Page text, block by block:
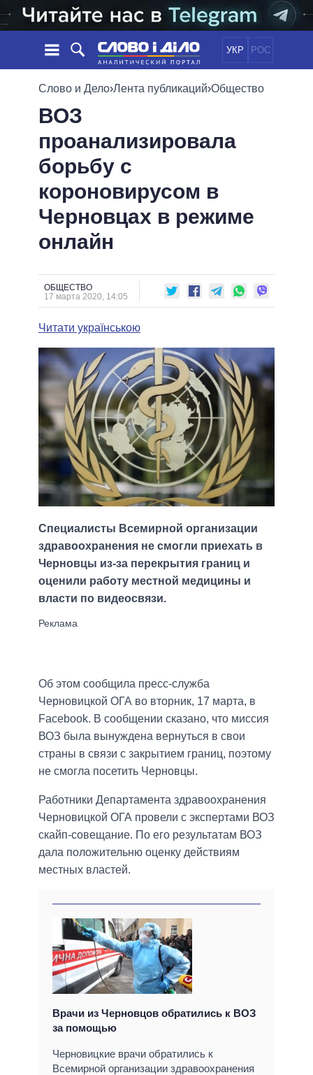
УКР РОС
НОВОСТИ
ЛЕНТА
СОБЫТИЯ
СТАТЬИ
МНЕНИЯ
ОБЗОРЫ
ДАЙДЖЕСТЫ
ЭКОНОМИКА
ПОЛИТИКИ
ВСЕ ПОЛИТИКИ
ПРЕЗИДЕНТ И ОФИС
ВЕРХОВНАЯ РАДА
КАБИНЕТ МИНИСТРОВ
МЭРЫ
ВСЕ ПЕРСОНЫ
ВИДЕО
СРАВНЕНИЕ ПОЛИТИКОВ
Слово и Дело›Лента публикаций›Общество
ВОЗ
проанализировала
борьбу с
короновирусом в
Черновцах в режиме
онлайн
ОБЩЕСТВО
17 марта 2020, 14:05
Читати українською
Специалисты Всемирной организации
здравоохранения не смогли приехать в
Черновцы из-за перекрытия границ и
оценили работу местной медицины и
власти по видеосвязи.
Об этом сообщила пресс-служба
Черновицкой ОГА во вторник, 17 марта, в
Facebook. В сообщении сказано, что миссия
ВОЗ была вынуждена вернуться в свои
страны в связи с закрытием границ, поэтому
не смогла посетить Черновцы.
Работники Департамента здравоохранения
Черновицкой ОГА провели с экспертами ВОЗ
скайп-совещание. По его результатам ВОЗ
дала положительню оценку действиям
местных властей.
Врачи из Черновцов обратились к ВОЗ
за помощью
Черновицкие врачи обратились к
Всемирной организации здравоохранения